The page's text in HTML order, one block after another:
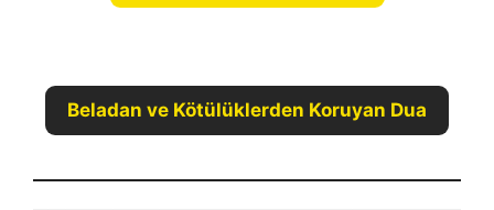
Beladan ve Kötülüklerden Koruyan Dua